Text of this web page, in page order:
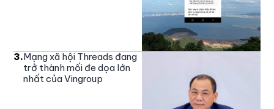
3.Mạng xã hội Threads đang
trở thành mối đe dọa lớn
nhất của Vingroup